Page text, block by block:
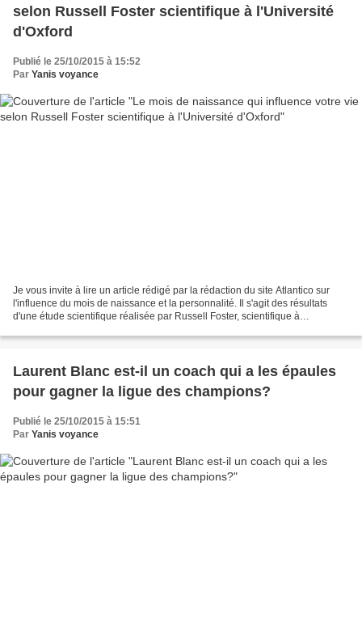
selon Russell Foster scientifique à l'Université
d'Oxford
Publié le 25/10/2015 à 15:52
Par Yanis voyance
Je vous invite à lire un article rédigé par la rédaction du site Atlantico sur
l'influence du mois de naissance et la personnalité. Il s'agit des résultats
d'une étude scientifique réalisée par Russell Foster, scientifique à
Laurent Blanc est-il un coach qui a les épaules
pour gagner la ligue des champions?
Publié le 25/10/2015 à 15:51
Par Yanis voyance